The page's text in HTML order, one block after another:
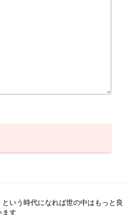
いう時代になれば世の中はもっと良
ます